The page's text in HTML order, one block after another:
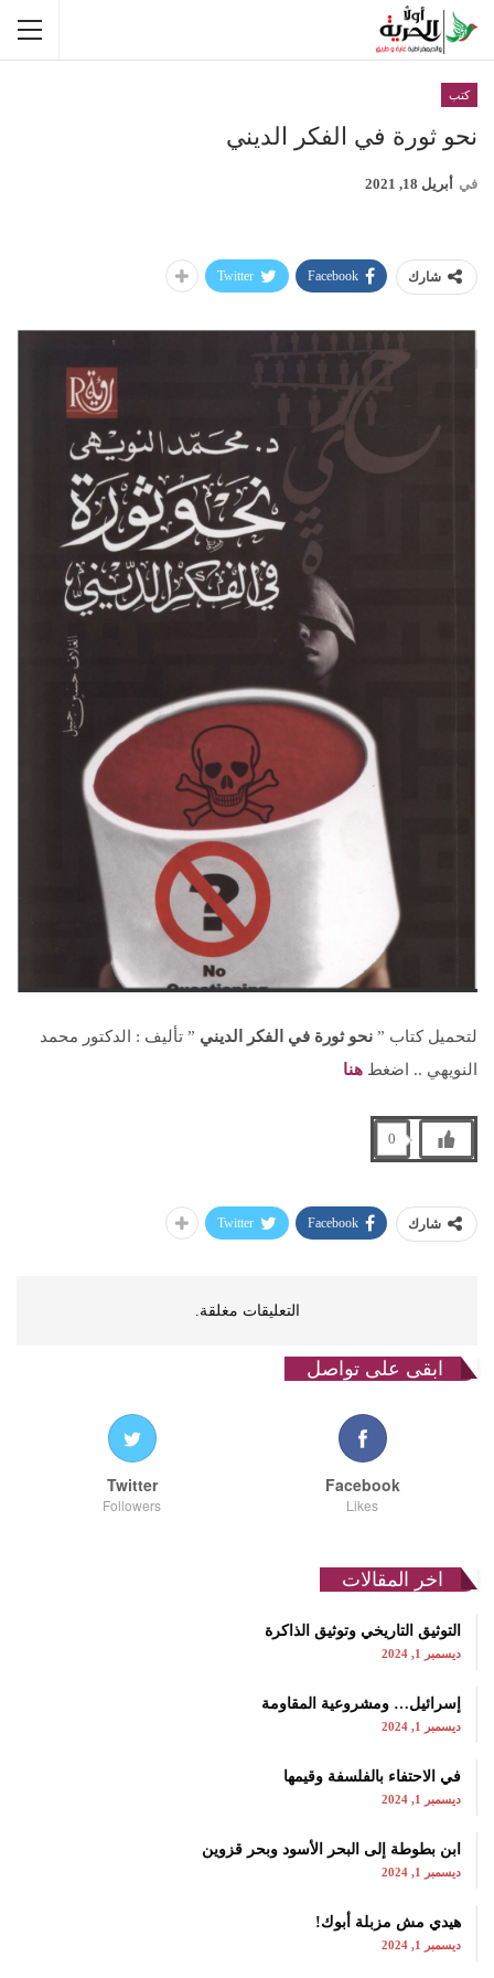
كتب
نحو ثورة في الفكر الديني
في أبريل 18, 2021
شارك Facebook
Twitter
لتحميل كتاب ” نحو ثورة في الفكر الديني ” تأليف : الدكتور محمد
النويهي .. اضغط هنا
0
شارك Facebook
Twitter
التعليقات مغلقة.
ابقى على تواصل
Facebook
Likes
Twitter
Followers
اخر المقالات
التوثيق التاريخي وتوثيق الذاكرة
ديسمبر 1, 2024
إسرائيل… ومشروعية المقاومة
ديسمبر 1, 2024
في الاحتفاء بالفلسفة وقيمها
ديسمبر 1, 2024
ابن بطوطة إلى البحر الأسود وبحر قزوين
ديسمبر 1, 2024
هيدي مش مزبلة أبوك!
ديسمبر 1, 2024